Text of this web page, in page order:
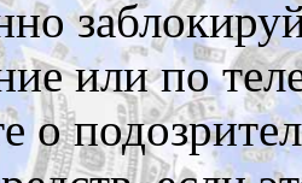
или по
о